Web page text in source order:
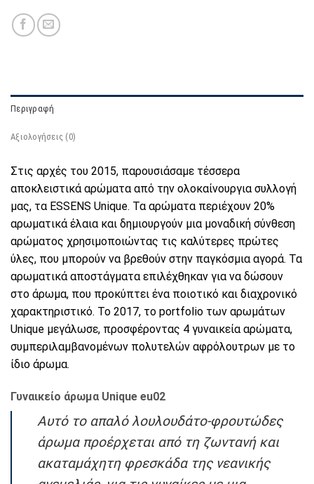
Περιγραφή
Αξιολογήσεις (0)
Στις αρχές του 2015, παρουσιάσαμε τέσσερα
αποκλειστικά αρώματα από την ολοκαίνουργια συλλογή
μας, τα ESSENS Unique. Τα αρώματα περιέχουν 20%
αρωματικά έλαια και δημιουργούν μια μοναδική σύνθεση
αρώματος χρησιμοποιώντας τις καλύτερες πρώτες
ύλες, που μπορούν να βρεθούν στην παγκόσμια αγορά. Τα
αρωματικά αποστάγματα επιλέχθηκαν για να δώσουν
στο άρωμα, που προκύπτει ένα ποιοτικό και διαχρονικό
χαρακτηριστικό. Το 2017, το portfolio των αρωμάτων
Unique μεγάλωσε, προσφέροντας 4 γυναικεία αρώματα,
συμπεριλαμβανομένων πολυτελών αφρόλουτρων με το
ίδιο άρωμα.
Γυναικείο άρωμα Unique eu02
Αυτό το απαλό λουλουδάτο-φρουτώδες
άρωμα προέρχεται από τη ζωντανή και
ακαταμάχητη φρεσκάδα της νεανικής